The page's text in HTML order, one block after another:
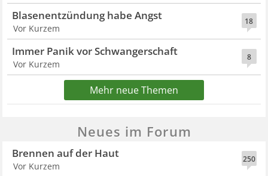
18
Blasenentzündung habe Angst
Vor Kurzem
8
Immer Panik vor Schwangerschaft
Vor Kurzem
Mehr neue Themen
Neues im Forum
250
Brennen auf der Haut
Vor Kurzem